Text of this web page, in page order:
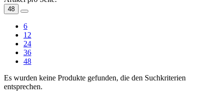
48
6
12
24
36
48
Es wurden keine Produkte gefunden, die den Suchkriterien
entsprechen.